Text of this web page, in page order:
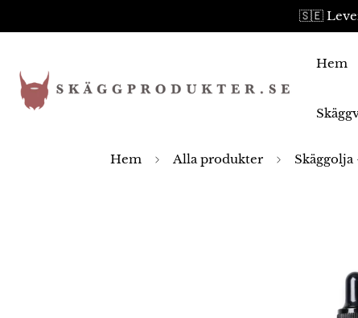
🇸🇪
Hem
Hem Alla produkter